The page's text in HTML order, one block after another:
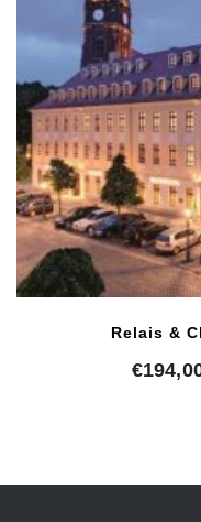
Relais &
€